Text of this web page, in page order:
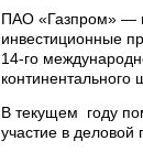
ПАО «Газпром» —
инвестиционные
14-го
В текущем году
участие в деловой